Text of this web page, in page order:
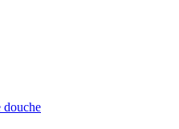
douche